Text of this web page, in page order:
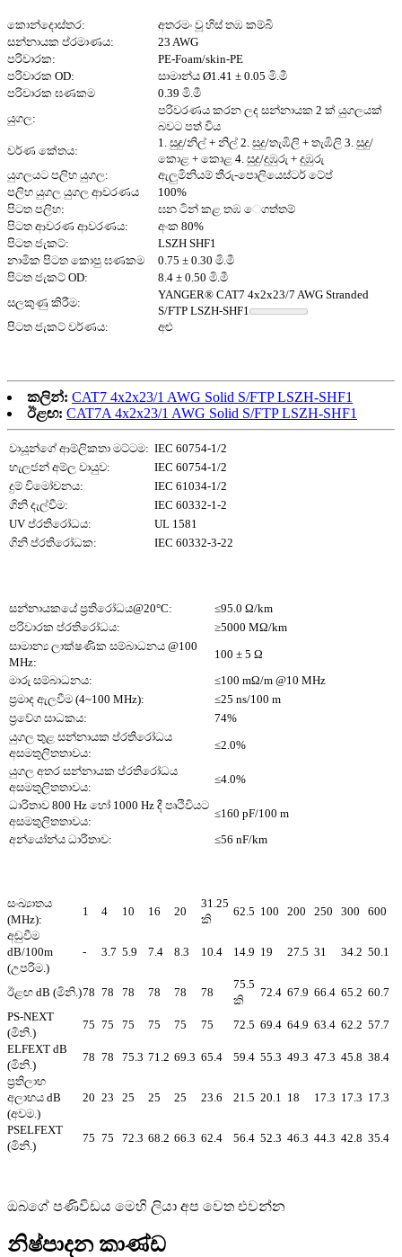
කොන්දොස්තර:
අතරමං වූ හිස් තඹ කම්බි
සන්නායක ප්රමාණය:
23 AWG
පරිවාරක:
PE-Foam/skin-PE
පරිවාරක OD:
සාමාන්ය Ø1.41 ± 0.05 මි.මී
පරිවාරක ඝණකම
0.39 මි.මී
යුගල:
පරිවරණය කරන ලද සන්නායක 2 ක් යුගලයක්
බවට පත් විය
වර්ණ කේතය:
1. සුදු/නිල් + නිල් 2. සුදු/තැඹිලි + තැඹිලි 3. සුදු/
කොළ + කොළ 4. සුදු/දුඹුරු + දුඹුරු
යුගලයට පලිහ යුගල:
ඇලුමිනියම් තීරු-පොලියෙස්ටර් ටේප්
පලිහ යුගල යුගල ආවරණය
100%
පිටත පලිහ:
ඝන ටින් කළ තඹ ෙගත්තම්
පිටත ආවරණ ආවරණය:
අංක 80%
පිටත ජැකට්:
LSZH SHF1
නාමික පිටත කොපු ඝණකම
0.75 ± 0.30 මි.මී
පිටත ජැකට් OD:
8.4 ± 0.50 මි.මී
සලකුණු කිරීම:
YANGER® CAT7 4x2x23/7 AWG Stranded
S/FTP LSZH-SHF1
පිටත ජැකට් වර්ණය:
අළු
කලින්: CAT7 4x2x23/1 AWG Solid S/FTP LSZH-SHF1
ඊළඟ: CAT7A 4x2x23/1 AWG Solid S/FTP LSZH-SHF1
වායූන්ගේ ආම්ලිකතා මට්ටම: IEC 60754-1/2
හැලජන් අම්ල වායුව:
IEC 60754-1/2
දුම් විමෝචනය:
IEC 61034-1/2
ගිනි දැල්වීම:
IEC 60332-1-2
UV ප්රතිරෝධය:
UL 1581
ගිනි ප්රතිරෝධක:
IEC 60332-3-22
සන්නායකයේ ප්‍රතිරෝධය@20°C:
≤95.0 Ω/km
පරිවාරක ප්රතිරෝධය:
≥5000 MΩ/km
සාමාන්‍ය ලාක්ෂණික සම්බාධනය @100
MHz:
100 ± 5 Ω
මාරු සම්බාධනය:
≤100 mΩ/m @10 MHz
ප්‍රමාද ඇලවීම (4~100 MHz):
≤25 ns/100 m
ප්‍රවේග සාධකය:
74%
යුගල තුළ සන්නායක ප්රතිරෝධය
අසමතුලිතතාවය:
≤2.0%
යුගල අතර සන්නායක ප්රතිරෝධය
අසමතුලිතතාවය:
≤4.0%
ධාරිතාව 800 Hz හෝ 1000 Hz දී පෘථිවියට
අසමතුලිතතාවය:
≤160 pF/100 m
අන්යෝන්ය ධාරිතාව:
≤56 nF/km
සංඛ්‍යාතය
(MHz):
1 4 10 16 20
31.25
කි
62.5 100 200 250 300
600
අඩුවීම
dB/100m
(උපරිම.)
- 3.7 5.9 7.4 8.3 10.4 14.9 19 27.5 31 34.2 50.1
ඊළඟ dB (මිනි.)78 78 78 78 78 78
75.5
කි
72.4 67.9 66.4 65.2 60.7
PS-NEXT
(මිනි.)
75 75 75 75 75 75 72.5 69.4 64.9 63.4 62.2 57.7
ELFEXT dB
(මිනි.)
78 78 75.3 71.2 69.3 65.4 59.4 55.3 49.3 47.3 45.8 38.4
ප්‍රතිලාභ
අලාභය dB
(අවම.)
20 23 25 25 25 23.6 21.5 20.1 18 17.3 17.3 17.3
PSELFEXT
(මිනි.)
75 75 72.3 68.2 66.3 62.4 56.4 52.3 46.3 44.3 42.8 35.4
ඔබගේ පණිවිඩය මෙහි ලියා අප වෙත එවන්න
නිෂ්පාදන කාණ්ඩ